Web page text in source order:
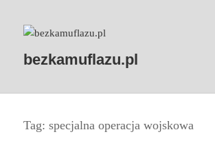
bezkamuflazu.pl
Tag:specjalna operacja wojskowa